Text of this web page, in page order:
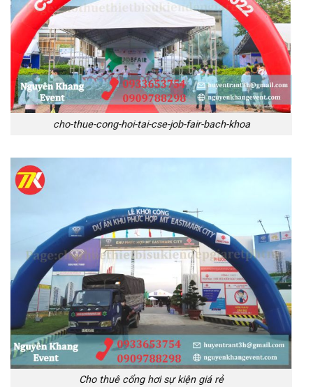
cho-thue-cong-hoi-tai-cse-job-fair-bach-khoa
Cho thuê cổng hơi sự kiện giá rẻ